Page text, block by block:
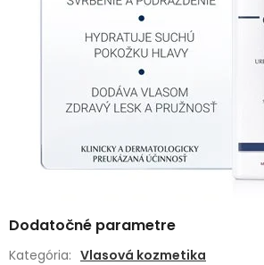
Dodatočné parametre
Kategória: Vlasová kozmetika